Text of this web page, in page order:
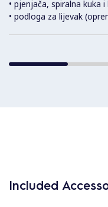
• pjenjača, spiralna kuka
• podloga za lijevak
Included